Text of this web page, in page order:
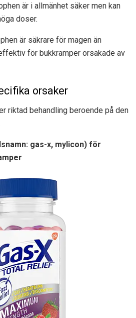
är i allmänhet säker men kan
doser.
är säkrare för magen än
för bukkramper orsakade av
orsaker
riktad behandling beroende på den
gas-x, mylicon) för